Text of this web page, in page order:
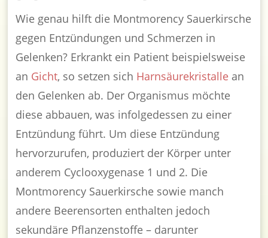
Wie genau hilft die Montmorency Sauerkirsche
gegen Entzündungen und Schmerzen in
Gelenken? Erkrankt ein Patient beispielsweise
an Gicht, so setzen sich Harnsäurekristalle an
den Gelenken ab. Der Organismus möchte
diese abbauen, was infolgedessen zu einer
Entzündung führt. Um diese Entzündung
hervorzurufen, produziert der Körper unter
anderem Cyclooxygenase 1 und 2. Die
Montmorency Sauerkirsche sowie manch
andere Beerensorten enthalten jedoch
sekundäre Pflanzenstoffe – darunter